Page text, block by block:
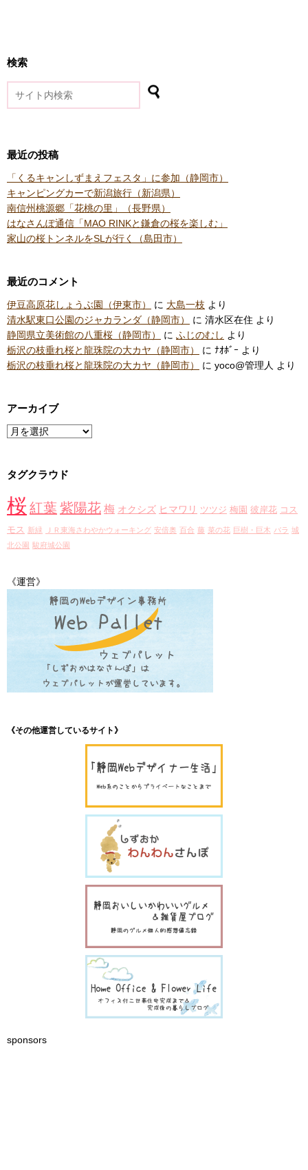
検索
最近の投稿
「くるキャンしずまえフェスタ」に参加（静岡市）
キャンピングカーで新潟旅行（新潟県）
南信州桃源郷「花桃の里」（長野県）
はなさんぽ通信「MAO RINKと鎌倉の桜を楽しむ」
家山の桜トンネルをSLが行く（島田市）
最近のコメント
伊豆高原花しょうぶ園（伊東市） に 大島一枝 より
清水駅東口公園のジャカランダ（静岡市）
に 清水区在住 より
静岡県立美術館の八重桜（静岡市）
に ふじのむし より
栃沢の枝垂れ桜と龍珠院の大カヤ（静岡市）
に ﾅｵﾎﾞｰ より
栃沢の枝垂れ桜と龍珠院の大カヤ（静岡市）
に yoco@管理人 より
アーカイブ
ア
イ
タグクラウド
桜 紅葉 紫陽花 梅 オクシズ ヒマワリ ツツジ 梅園 彼岸花 コス
モス 新緑 ＪＲ東海さわやかウォーキング 安倍奥 百合 藤 菜の花 巨樹・巨木 バラ 城
北公園 駿府城公園
《運営》
《その他運営しているサイト》
sponsors